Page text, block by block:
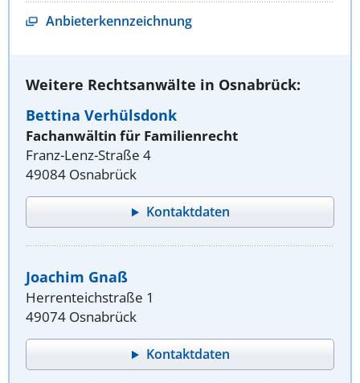
Anbieterkennzeichnung
Weitere Rechtsanwälte in Osnabrück:
Bettina Verhülsdonk
Fachanwältin für Familienrecht
Franz-Lenz-Straße 4
49084 Osnabrück
Kontaktdaten
Joachim Gnaß
Herrenteichstraße 1
49074 Osnabrück
Kontaktdaten